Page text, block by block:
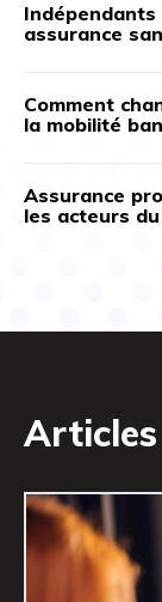
assurance
Comment
la mobilité
Assurance
les acteurs
Articles